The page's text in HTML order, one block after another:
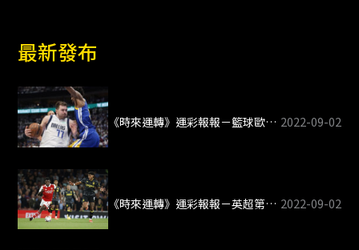
字
最新發布
《時來運轉》運彩報報－籃球歐錦賽開打 斯洛維尼亞大戰立陶宛 2022-09-02
《時來運轉》運彩報報－英超第6輪：3場德比、槍魔大戰 2022-09-02